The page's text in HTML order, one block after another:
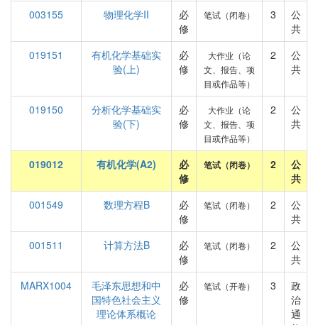
003155
物理化学II
必
修
笔试（闭卷） 3
公
共
019151
有机化学基础实
验(上)
必
修
大作业（论
文、报告、项
目或作品等）
2
公
共
019150
分析化学基础实
验(下)
必
修
大作业（论
文、报告、项
目或作品等）
2
公
共
019012 有机化学(A2)
必
修
笔试（闭卷） 2
公
共
001549
数理方程B
必
修
笔试（闭卷） 2
公
共
001511
计算方法B
必
修
笔试（闭卷） 2
公
共
MARX1004
毛泽东思想和中
国特色社会主义
理论体系概论
必
修
笔试（开卷） 3
政
治
通